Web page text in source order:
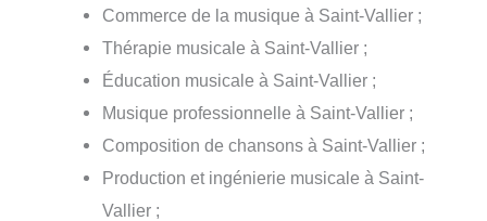
Commerce de la musique à Saint-Vallier ;
Thérapie musicale à Saint-Vallier ;
Éducation musicale à Saint-Vallier ;
Musique professionnelle à Saint-Vallier ;
Composition de chansons à Saint-Vallier ;
Production et ingénierie musicale à Saint-
Vallier ;